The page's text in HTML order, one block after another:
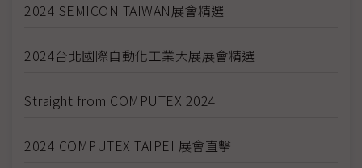
2024 SEMICON TAIWAN展會精選
2024台北國際自動化工業大展展會精選
Straight from COMPUTEX 2024
2024 COMPUTEX TAIPEI 展會直擊